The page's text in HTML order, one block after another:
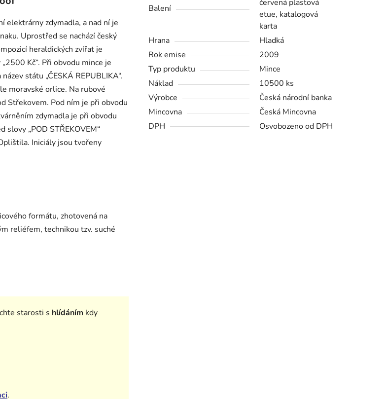
elektrárny zdymadla, a nad ní je
Uprostřed se nachází český
heraldických zvířat je
Kč“. Při obvodu mince je
státu „ČESKÁ REPUBLIKA“.
moravské orlice. Na rubové
Střekovem. Pod ním je při obvodu
zdymadla je při obvodu
slovy „POD STŘEKOVEM“
Iniciály jsou tvořeny
formátu, zhotovená na
reliéfem, technikou tzv. suché
starosti s hlídáním kdy
.
Balení
červená plastová
etue, katalogová
karta
Hrana
Hladká
Rok emise
2009
Typ produktu
Mince
Náklad
10500 ks
Výrobce
Česká národní banka
Mincovna
Česká Mincovna
DPH
Osvobozeno od DPH